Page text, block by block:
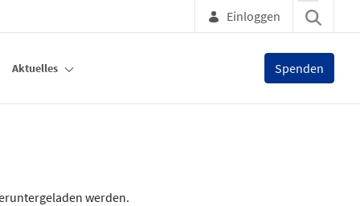
Einloggen
Aktuelles Spenden
werden.